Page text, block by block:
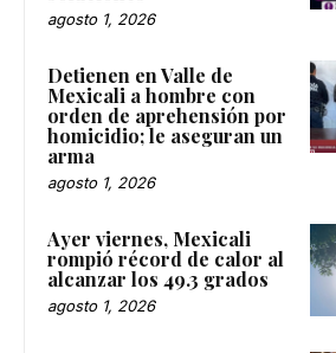
agosto 1, 2026
Detienen en Valle de
Mexicali a hombre con
orden de aprehensión por
homicidio; le aseguran un
arma
agosto 1, 2026
Ayer viernes, Mexicali
rompió récord de calor al
alcanzar los 49.3 grados
agosto 1, 2026